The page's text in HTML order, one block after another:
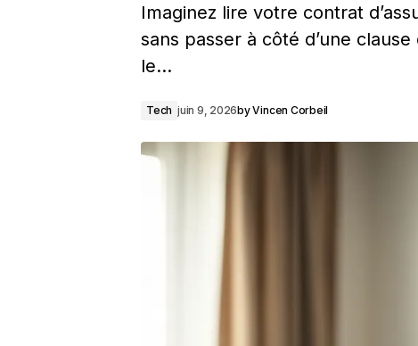
Imaginez lire votre contrat
sans passer à côté d’une
le…
Tech juin 9, 2026byVincen Corbeil